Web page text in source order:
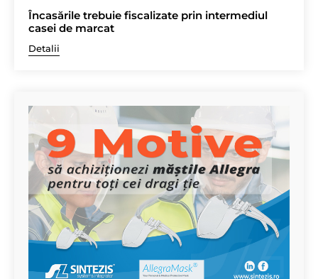
Încasările trebuie fiscalizate prin intermediul
casei de marcat
Detalii